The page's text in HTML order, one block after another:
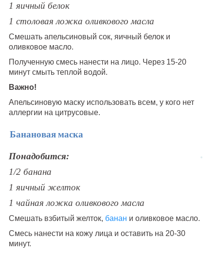
1 яичный белок
1 столовая ложка оливкового масла
Смешать апельсиновый сок, яичный белок и
оливковое масло.
Полученную смесь нанести на лицо. Через 15-20
минут смыть теплой водой.
Важно!
Апельсиновую маску использовать всем, у кого нет
аллергии на цитрусовые.
Банановая маска
Понадобится:
1/2 банана
1 яичный желток
1 чайная ложка оливкового масла
Смешать взбитый желток, банан и оливковое масло.
Смесь нанести на кожу лица и оставить на 20-30
минут.